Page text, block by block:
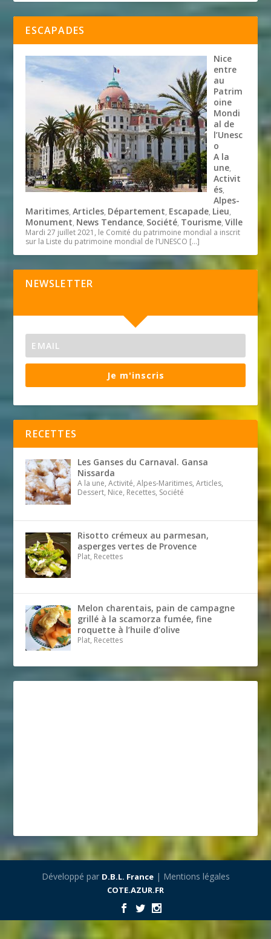
ESCAPADES
Nice
entre
au
Patrim
oine
Mondi
al de
l’Unesc
o
A la
une,
Activit
és,
Alpes-
Maritimes,Articles, Département, Escapade, Lieu,
Monument, News Tendance, Société, Tourisme,Ville
Mardi 27 juillet 2021, le Comité du patrimoine mondial a inscrit
sur la Liste du patrimoine mondial de l’UNESCO […]
NEWSLETTER
Je m'inscris
RECETTES
Les Ganses du Carnaval. Gansa
Nissarda
A la une, Activité, Alpes-Maritimes, Articles,
Dessert, Nice, Recettes, Société
Risotto crémeux au parmesan,
asperges vertes de Provence
Plat, Recettes
Melon charentais, pain de campagne
grillé à la scamorza fumée, fine
roquette à l’huile d’olive
Plat, Recettes
Développé par D.B.L. France| Mentions légales
COTE.AZUR.FR